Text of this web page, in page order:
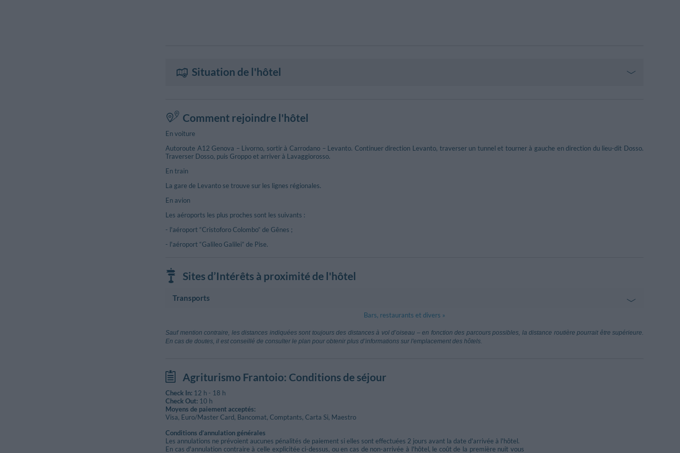
Situation de l'hôtel
Comment rejoindre l'hôtel
En voiture
Autoroute A12 Genova – Livorno, sortir à Carrodano – Levanto. Continuer direction Levanto, traverser un tunnel et tourner à gauche en direction du lieu-dit Dosso.
Traverser Dosso, puis Groppo et arriver à Lavaggiorosso.
En train
La gare de Levanto se trouve sur les lignes régionales.
En avion
Les aéroports les plus proches sont les suivants :
- l'aéroport “Cristoforo Colombo” de Gênes ;
- l'aéroport “Galileo Galilei” de Pise.
Sites d’Intérêts à proximité de l'hôtel
Transports
Aeroporto Cristoforo Colombo 65.41 km
Gênes
Aeroporto Galileo Galilei 83.89 km
Pise
Gare
Levanto
Piazza Nuova Stazione - Levanto
Framura
Bars, restaurants et divers »
Sauf mention contraire, les distances indiquées sont toujours des distances à vol d’oiseau – en fonction des parcours possibles, la distance routière pourrait être supérieure.
En cas de doutes, il est conseillé de consulter le plan pour obtenir plus d’informations sur l'emplacement des hôtels.
Agriturismo Frantoio: Conditions de séjour
Check In: 12 h - 18 h
Check Out: 10 h
Moyens de paiement acceptés:
Visa, Euro/Master Card, Bancomat, Comptants, Carta Si, Maestro
Conditions d’annulation générales
Les annulations ne prévoient aucunes pénalités de paiement si elles sont effectuées 2 jours avant la date d'arrivée à l'hôtel.
En cas d'annulation contraire à celle explicitée ci-dessus, ou en cas de non-arrivée à l'hôtel, le coût de la première nuit vous